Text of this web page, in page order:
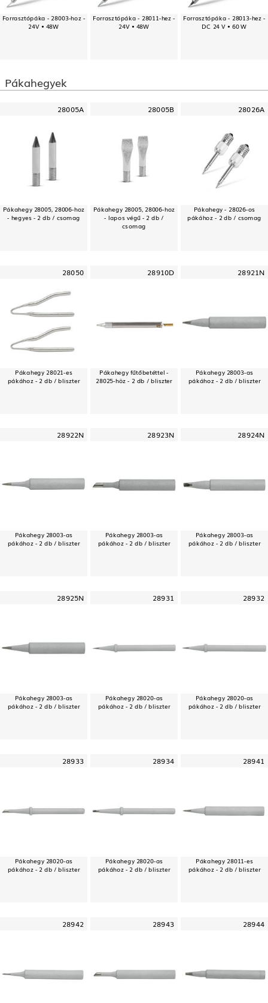
Forrasztópáka - 28003-hoz -
24V • 48W
Forrasztópáka - 28011-hez -
24V • 48W
Forrasztópáka - 28013-hez -
DC 24 V • 60 W
Pákahegyek
28005A
Pákahegy 28005, 28006-hoz
- hegyes - 2 db / csomag
28005B
Pákahegy 28005, 28006-hoz
- lapos végű - 2 db /
csomag
28026A
Pákahegy - 28026-os
pákához - 2 db / csomag
28050
Pákahegy 28021-es
pákához - 2 db / bliszter
28910D
Pákahegy fűtőbetéttel -
28025-höz - 2 db / bliszter
28921N
Pákahegy 28003-as
pákához - 2 db / bliszter
28922N
Pákahegy 28003-as
pákához - 2 db / bliszter
28923N
Pákahegy 28003-as
pákához - 2 db / bliszter
28924N
Pákahegy 28003-as
pákához - 2 db / bliszter
28925N
Pákahegy 28003-as
pákához - 2 db / bliszter
28931
Pákahegy 28020-as
pákához - 2 db / bliszter
28932
Pákahegy 28020-as
pákához - 2 db / bliszter
28933
Pákahegy 28020-as
pákához - 2 db / bliszter
28934
Pákahegy 28020-as
pákához - 2 db / bliszter
28941
Pákahegy 28011-es
pákához - 2 db / bliszter
28942 28943 28944